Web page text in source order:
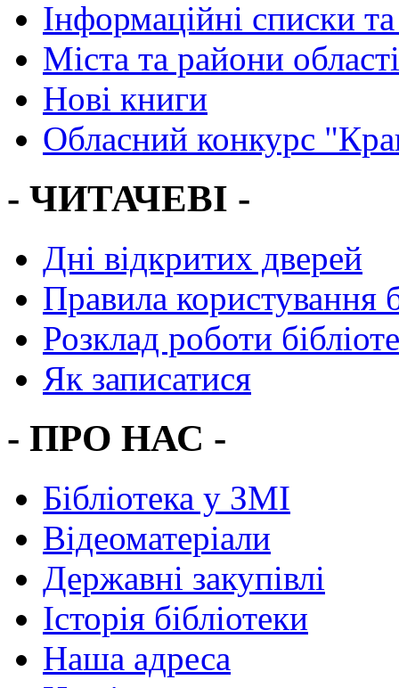
Інформаційні списки
Міста та райони області
Нові книги
Обласний конкурс
- ЧИТАЧЕВІ -
Дні відкритих дверей
Правила користування
Розклад роботи
Як записатися
- ПРО НАС -
Бібліотека у ЗМІ
Відеоматеріали
Державні закупівлі
Історія бібліотеки
Наша адреса